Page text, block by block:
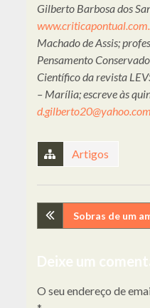
Gilberto Barbosa dos
Machado de Assis;
Pensamento
Científico da revista
– Marília; escreve às
d.gilberto20@yahoo.com
Artigos
Navegação
de
artigos
Sobras de um
Deixe um
O seu endereço de